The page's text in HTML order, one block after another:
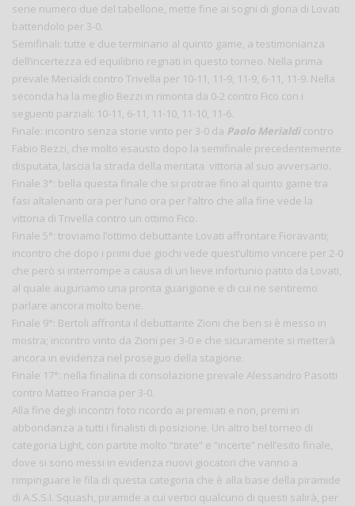
serie numero due del tabellone, mette fine ai sogni di gloria di Lovati
battendolo per 3-0.
Semifinali: tutte e due terminano al quinto game, a testimonianza
dell’incertezza ed equilibrio regnati in questo torneo. Nella prima
prevale Merialdi contro Trivella per 10-11, 11-9, 11-9, 6-11, 11-9. Nella
seconda ha la meglio Bezzi in rimonta da 0-2 contro Fico con i
seguenti parziali: 10-11, 6-11, 11-10, 11-10, 11-6.
Finale: incontro senza storie vinto per 3-0 da Paolo Merialdicontro
Fabio Bezzi, che molto esausto dopo la semifinale precedentemente
disputata, lascia la strada della meritata vittoria al suo avversario.
Finale 3°: bella questa finale che si protrae fino al quinto game tra
fasi altalenanti ora per l’uno ora per l’altro che alla fine vede la
vittoria di Trivella contro un ottimo Fico.
Finale 5°: troviamo l’ottimo debuttante Lovati affrontare Fioravanti;
incontro che dopo i primi due giochi vede quest’ultimo vincere per 2-0
che però si interrompe a causa di un lieve infortunio patito da Lovati,
al quale auguriamo una pronta guarigione e di cui ne sentiremo
parlare ancora molto bene.
Finale 9°: Bertoli affronta il debuttante Zioni che ben si è messo in
mostra; incontro vinto da Zioni per 3-0 e che sicuramente si metterà
ancora in evidenza nel proseguo della stagione.
Finale 17°: nella finalina di consolazione prevale Alessandro Pasotti
contro Matteo Francia per 3-0.
Alla fine degli incontri foto ricordo ai premiati e non, premi in
abbondanza a tutti i finalisti di posizione. Un altro bel torneo di
categoria Light, con partite molto “tirate” e “incerte” nell’esito finale,
dove si sono messi in evidenza nuovi giocatori che vanno a
rimpinguare le fila di questa categoria che è alla base della piramide
di A.S.S.I. Squash, piramide a cui vertici qualcuno di questi salirà, per